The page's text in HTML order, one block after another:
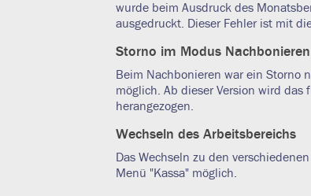
wurde beim Ausdruck des
ausgedruckt. Dieser Fehler ist mit
Storno im Modus Nachbonieren
Beim Nachbonieren war ein Storno
möglich. Ab dieser Version wird das
herangezogen.
Wechseln des Arbeitsbereichs
Das Wechseln zu den
Menü "Kassa" möglich.